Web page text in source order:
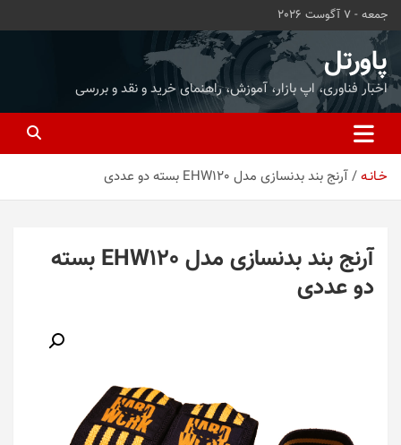
محتوا
بروید
جمعه - 7 آگوست 2026
پاورتل
اخبار فناوری، اپ بازار، آموزش، راهنمای خرید و نقد و بررسی
خـانـه آرنج بند بدنسازی مدل EHW120 بسته دو عددی
آرنج بند بدنسازی مدل EHW120 بسته
دو عددی